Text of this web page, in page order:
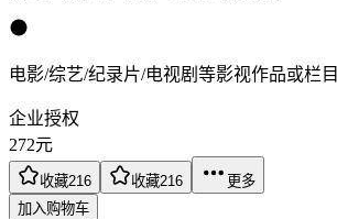
电影/综艺/纪录片/电视剧等影视作品或栏目
企业授权
272元
收藏216 收藏216
更多
加入购物车